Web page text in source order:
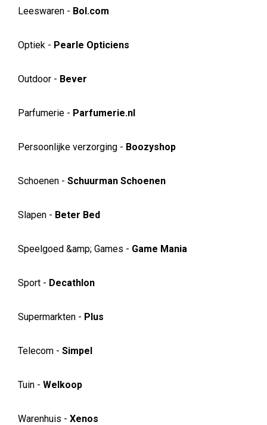
Leeswaren - Bol.com
Optiek - Pearle Opticiens
Outdoor - Bever
Parfumerie - Parfumerie.nl
Persoonlijke verzorging - Boozyshop
Schoenen - Schuurman Schoenen
Slapen - Beter Bed
Speelgoed &amp; Games - Game Mania
Sport - Decathlon
Supermarkten - Plus
Telecom - Simpel
Tuin - Welkoop
Warenhuis - Xenos